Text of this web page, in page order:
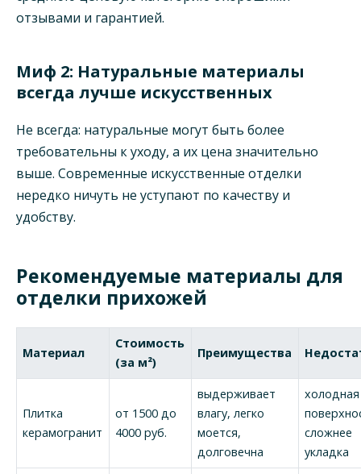
отзывами и гарантией.
Миф 2: Натуральные материалы
всегда лучше искусственных
Не всегда: натуральные могут быть более
требовательны к уходу, а их цена значительно
выше. Современные искусственные отделки
нередко ничуть не уступают по качеству и
удобству.
Рекомендуемые материалы для
отделки прихожей
Материал
Стоимость
(за м²)
Преимущества
Плитка
керамогранит
от 1500 до
4000 руб.
выдерживает
влагу, легко
моется,
долговечна
холодная
сложнее
укладка